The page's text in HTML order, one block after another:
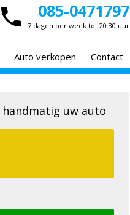
085-0471797
7 dagen per week tot 20:30 uur
Auto verkopen Contact
uw auto